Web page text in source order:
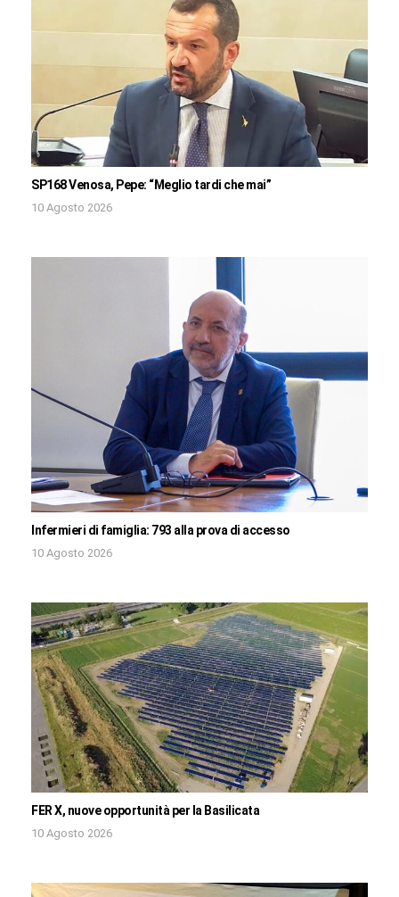
SP168 Venosa, Pepe: “Meglio tardi che mai”
10 Agosto 2026
Infermieri di famiglia: 793 alla prova di accesso
10 Agosto 2026
FER X, nuove opportunità per la Basilicata
10 Agosto 2026